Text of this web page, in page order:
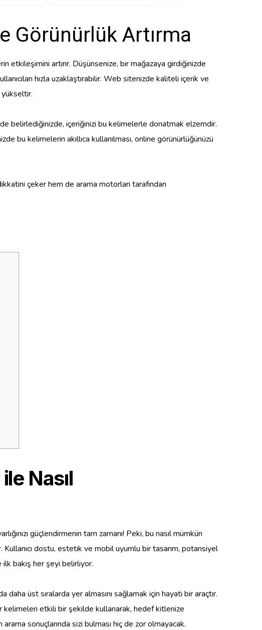
Görünürlük Artırma
etkileşimini artırır. Düşünsenize, bir mağazaya girdiğinizde
hızla uzaklaştırabilir. Web sitenizde kaliteli içerik ve
yükseltir.
belirlediğinizde, içeriğinizi bu kelimelerle donatmak elzemdir.
bu kelimelerin akıllıca kullanılması, online görünürlüğünüzü
çeker hem de arama motorları tarafından
Nasıl
güçlendirmenin tam zamanı! Peki, bu nasıl mümkün
dostu, estetik ve mobil uyumlu bir tasarım, potansiyel
bakış her şeyi belirliyor.
üst sıralarda yer almasını sağlamak için hayati bir araçtır.
kelimeleri etkili bir şekilde kullanarak, hedef kitlenize
arama sonuçlarında sizi bulması hiç de zor olmayacak.